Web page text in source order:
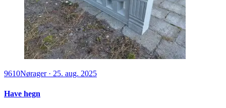
9610Nørager· 25. aug. 2025
Have hegn